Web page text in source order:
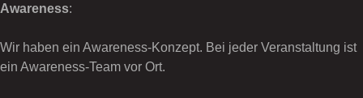
Awareness:
Wir haben ein Awareness-Konzept. Bei jeder Veranstaltung ist
ein Awareness-Team vor Ort.